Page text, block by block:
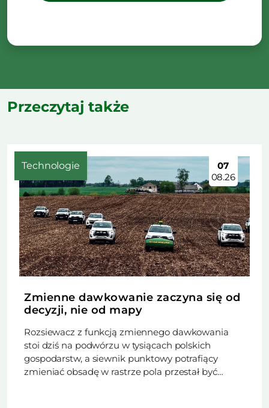
Przeczytaj także
Technologie
07
08.26
Zmienne dawkowanie zaczyna się od
decyzji, nie od mapy
Rozsiewacz z funkcją zmiennego dawkowania
stoi dziś na podwórzu w tysiącach polskich
gospodarstw, a siewnik punktowy potrafiący
zmieniać obsadę w rastrze pola przestał być